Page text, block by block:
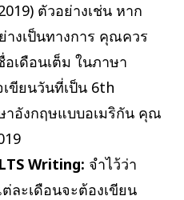
ตัวอย่างเช่น หาก
งเป็นทางการ คุณควร
เดือนเต็ม ในภาษา
ขียนวันที่เป็น 6th
าอังกฤษแบบอเมริกัน คุณ
Writing: จำไว้ว่า
ละเดือนจะต้องเขียน